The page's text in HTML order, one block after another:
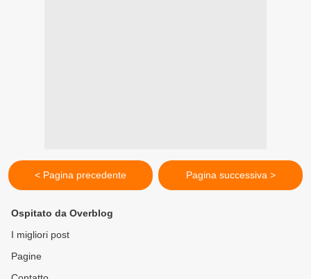
< Pagina precedente Pagina successiva >
Ospitato da Overblog
I migliori post
Pagine